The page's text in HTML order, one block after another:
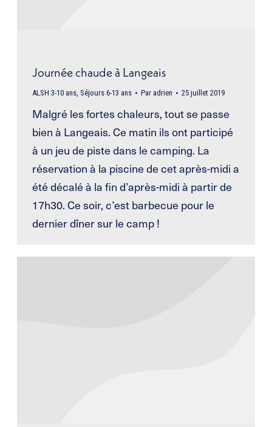
Journée chaude à Langeais
ALSH 3-10 ans, Séjours 6-13 ans Par adrien 25 juillet 2019
Malgré les fortes chaleurs, tout se passe
bien à Langeais. Ce matin ils ont participé
à un jeu de piste dans le camping. La
réservation à la piscine de cet après-midi a
été décalé à la fin d’après-midi à partir de
17h30. Ce soir, c’est barbecue pour le
dernier dîner sur le camp !